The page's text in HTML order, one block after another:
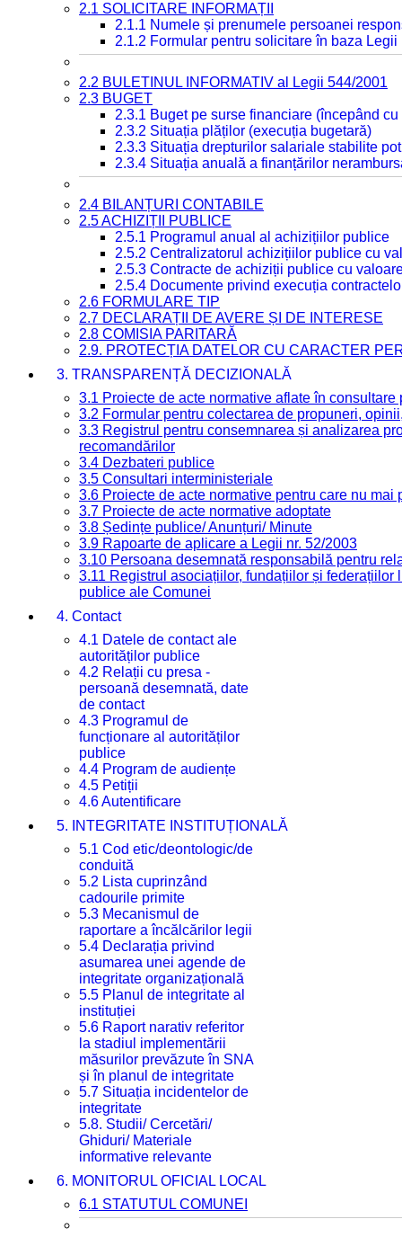
2.1 SOLICITARE INFORMAȚII
2.1.1 Numele și prenumele persoanei
2.1.2 Formular pentru solicitare în baza Legii
2.2 BULETINUL INFORMATIV al Legii 544/2001
2.3 BUGET
2.3.1 Buget pe surse financiare (începând
2.3.2 Situația plăților (execuția bugetară)
2.3.3 Situația drepturilor salariale stabilite
2.3.4 Situația anuală a finanțărilor
2.4 BILANȚURI CONTABILE
2.5 ACHIZIȚII PUBLICE
2.5.1 Programul anual al achizițiilor publice
2.5.2 Centralizatorul achizițiilor publice cu
2.5.3 Contracte de achiziții publice cu
2.5.4 Documente privind execuția
2.6 FORMULARE TIP
2.7 DECLARAȚII DE AVERE ȘI DE INTERESE
2.8 COMISIA PARITARĂ
2.9. PROTECȚIA DATELOR CU CARACTER
3. TRANSPARENȚĂ DECIZIONALĂ
3.1 Proiecte de acte normative aflate în consultare
3.2 Formular pentru colectarea de propuneri,
3.3 Registrul pentru consemnarea și analizarea
recomandărilor
3.4 Dezbateri publice
3.5 Consultari interministeriale
3.6 Proiecte de acte normative pentru care nu mai
3.7 Proiecte de acte normative adoptate
3.8 Ședințe publice/ Anunțuri/ Minute
3.9 Rapoarte de aplicare a Legii nr. 52/2003
3.10 Persoana desemnată responsabilă pentru
3.11 Registrul asociațiilor, fundațiilor și federațiilor
publice ale Comunei
4. Contact
4.1 Datele de contact ale
autorităților publice
4.2 Relații cu presa -
persoană desemnată, date
de contact
4.3 Programul de
funcționare al autorităților
publice
4.4 Program de audiențe
4.5 Petiții
4.6 Autentificare
5. INTEGRITATE INSTITUȚIONALĂ
5.1 Cod etic/deontologic/de
conduită
5.2 Lista cuprinzând
cadourile primite
5.3 Mecanismul de
raportare a încălcărilor legii
5.4 Declarația privind
asumarea unei agende de
integritate organizațională
5.5 Planul de integritate al
instituției
5.6 Raport narativ referitor
la stadiul implementării
măsurilor prevăzute în SNA
și în planul de integritate
5.7 Situația incidentelor de
integritate
5.8. Studii/ Cercetări/
Ghiduri/ Materiale
informative relevante
6. MONITORUL OFICIAL LOCAL
6.1 STATUTUL COMUNEI